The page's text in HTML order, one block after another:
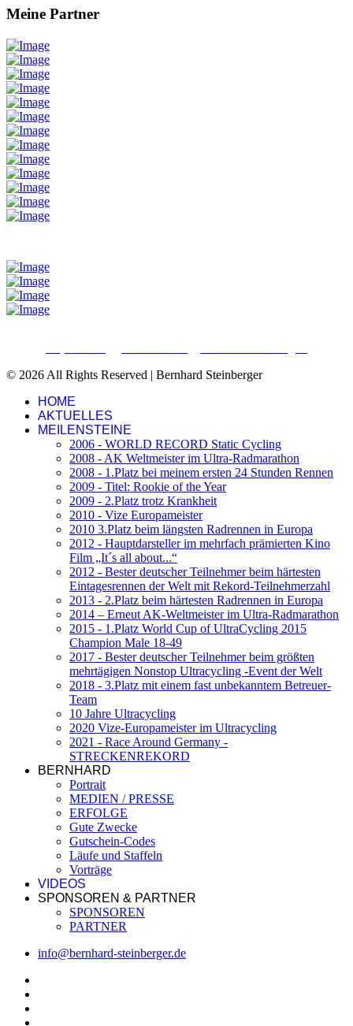
Meine Partner
© 2026 All Rights Reserved | Bernhard Steinberger
HOME
AKTUELLES
MEILENSTEINE
2006 - WORLD RECORD Static Cycling
2008 - AK Weltmeister im Ultra-Radmarathon
2008 - 1.Platz bei meinem ersten 24 Stunden Rennen
2009 - Titel: Rookie of the Year
2009 - 2.Platz trotz Krankheit
2010 - Vize Europameister
2010 3.Platz beim längsten Radrennen in Europa
2012 - Hauptdarsteller im mehrfach prämierten Kino
Film „It´s all about...“
2012 - Bester deutscher Teilnehmer beim härtesten
Eintagesrennen der Welt mit Rekord-Teilnehmerzahl
2013 - 2.Platz beim härtesten Radrennen in Europa
2014 – Erneut AK-Weltmeister im Ultra-Radmarathon
2015 - 1.Platz World Cup of UltraCycling 2015
Champion Male 18-49
2017 - Bester deutscher Teilnehmer beim größten
mehrtägigen Nonstop Ultracycling -Event der Welt
2018 - 3.Platz mit einem fast unbekanntem Betreuer-
Team
10 Jahre Ultracycling
2020 Vize-Europameister im Ultracycling
2021 - Race Around Germany -
STRECKENREKORD
BERNHARD
Portrait
MEDIEN / PRESSE
ERFOLGE
Gute Zwecke
Gutschein-Codes
Läufe und Staffeln
Vorträge
VIDEOS
SPONSOREN & PARTNER
SPONSOREN
PARTNER
info@bernhard-steinberger.de